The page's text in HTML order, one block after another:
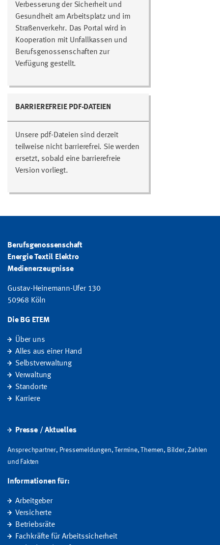
Verbesserung der Sicherheit und
Gesundheit am Arbeitsplatz und im
Straßenverkehr. Das Portal wird in
Kooperation mit Unfallkassen und
Berufsgenossenschaften zur
Verfügung gestellt.
BARRIEREFREIE PDF-DATEIEN
Unsere pdf-Dateien sind derzeit
teilweise nicht barrierefrei. Sie werden
ersetzt, sobald eine barrierefreie
Version vorliegt.
Berufsgenossenschaft
Energie Textil Elektro
Medienerzeugnisse
Gustav-Heinemann-Ufer 130
50968 Köln
Die BG ETEM
Über uns
Alles aus einer Hand
Selbstverwaltung
Verwaltung
Standorte
Karriere
Presse / Aktuelles
Ansprechpartner, Pressemeldungen, Termine, Themen, Bilder, Zahlen
und Fakten
Informationen für:
Arbeitgeber
Versicherte
Betriebsräte
Fachkräfte für Arbeitssicherheit